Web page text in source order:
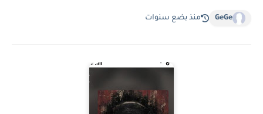
GeGe منذ بضع سنوات